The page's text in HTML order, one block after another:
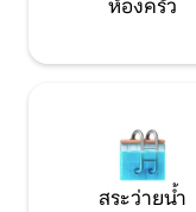
ห้องครัว
สระว่ายน้ำ